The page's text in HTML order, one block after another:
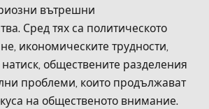
вътрешни
Сред тях са политическото
икономическите трудности,
обществените разделения
проблеми, които продължават
на общественото внимание.